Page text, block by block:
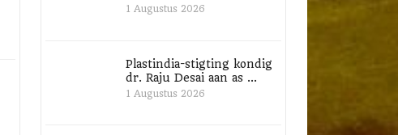
1 Augustus 2026
Plastindia-stigting kondig
dr. Raju Desai aan as ...
1 Augustus 2026